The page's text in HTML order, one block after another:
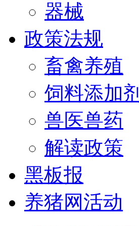
器械
政策法规
畜禽养殖
饲料添加剂
兽医兽药
解读政策
黑板报
养猪网活动